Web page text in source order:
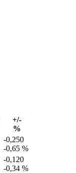
+/-
%
-0,250
-0,65 %
-0,120
-0,34 %